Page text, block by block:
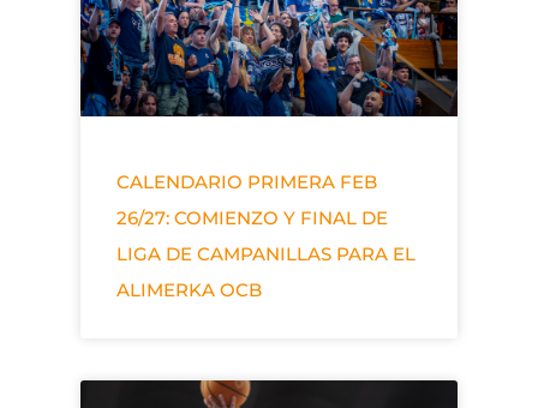
CALENDARIO PRIMERA FEB
26/27: COMIENZO Y FINAL DE
LIGA DE CAMPANILLAS PARA EL
ALIMERKA OCB